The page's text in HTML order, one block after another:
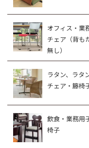
オフィス・業
チェア（背も
無し）
ラタン、ラタ
チェア・籐椅
飲食・業務用
椅子